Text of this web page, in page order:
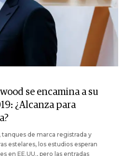
se encamina a su
¿Alcanza para
tanques de marca registrada y
estelares, los estudios esperan
en EE.UU., pero las entradas